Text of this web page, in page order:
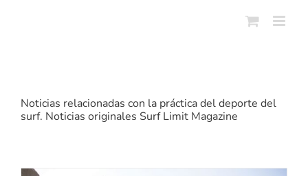
Noticias relacionadas con la práctica del deporte del
surf. Noticias originales Surf Limit Magazine